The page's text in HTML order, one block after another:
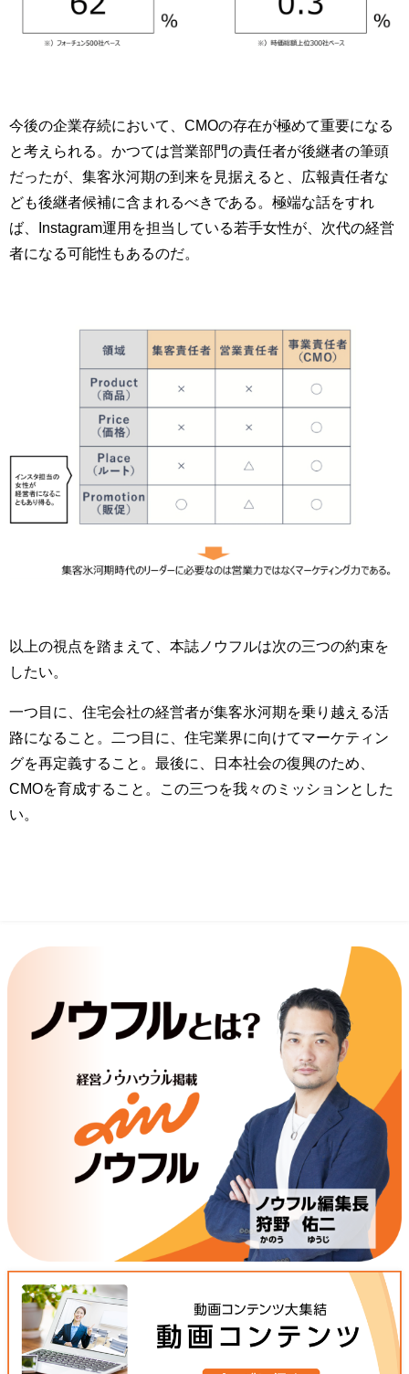
今後の企業存続において、CMOの存在が極めて重要になる
と考えられる。かつては営業部門の責任者が後継者の筆頭
だったが、集客氷河期の到来を見据えると、広報責任者な
ども後継者候補に含まれるべきである。極端な話をすれ
ば、Instagram運用を担当している若手女性が、次代の経営
者になる可能性もあるのだ。
以上の視点を踏まえて、本誌ノウフルは次の三つの約束を
したい。
一つ目に、住宅会社の経営者が集客氷河期を乗り越える活
路になること。二つ目に、住宅業界に向けてマーケティン
グを再定義すること。最後に、日本社会の復興のため、
CMOを育成すること。この三つを我々のミッションとした
い。